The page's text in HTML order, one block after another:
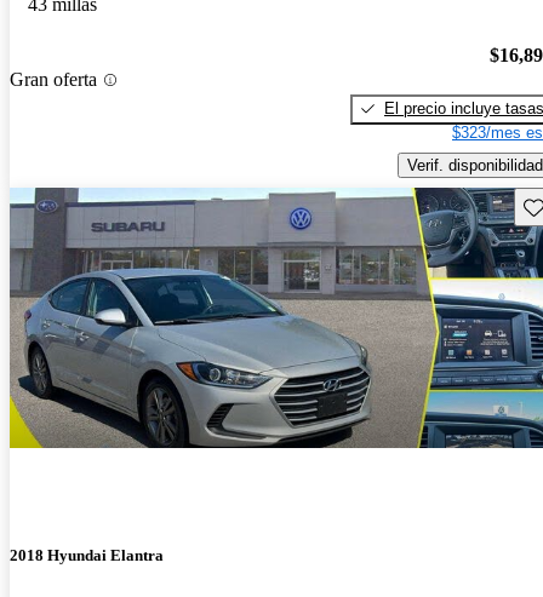
43 millas
Gran oferta
El precio incluye tasas
$323/mes
Verif. disponibilidad
2018 Hyundai Elantra